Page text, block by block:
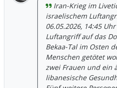
Iran-Krieg im
israelischem
06.05.2026, 14:45
Luftangriff auf das
Bekaa-Tal im Osten
Menschen getötet
zwei Frauen und ein
libanesische